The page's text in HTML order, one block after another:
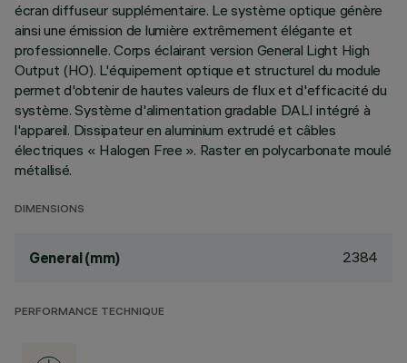
écran diffuseur supplémentaire. Le système optique génère
ainsi une émission de lumière extrêmement élégante et
professionnelle. Corps éclairant version General Light High
Output (HO). L'équipement optique et structurel du module
permet d'obtenir de hautes valeurs de flux et d'efficacité du
système. Système d'alimentation gradable DALI intégré à
l'appareil. Dissipateur en aluminium extrudé et câbles
électriques « Halogen Free ». Raster en polycarbonate moulé
métallisé.
DIMENSIONS
General (mm) 2384
PERFORMANCE TECHNIQUE